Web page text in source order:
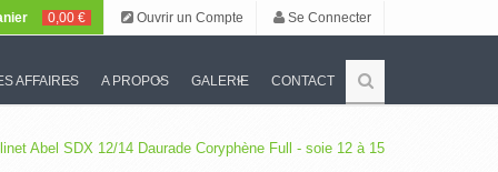
0,00 € Ouvrir un Compte Se Connecter
AFFAIRES A PROPOS GALERIE CONTACT
Abel SDX 12/14 Daurade Coryphène Full - soie 12 à 15